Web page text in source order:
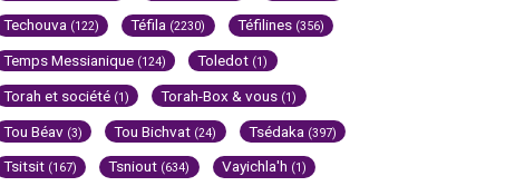
Techouva (122) Téfila (2230) Téfilines (356)
Temps Messianique (124) Toledot (1)
Torah et société (1) Torah-Box & vous (1)
Tou Béav (3) Tou Bichvat (24) Tsédaka (397)
Tsitsit (167) Tsniout (634) Vayichla'h (1)